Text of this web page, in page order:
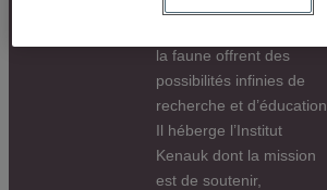
la faune offrent des
possibilités infinies de
recherche et d’éducation.
Il héberge l’Institut
Kenauk dont la mission
est de soutenir,